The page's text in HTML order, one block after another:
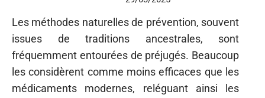
Les méthodes naturelles de prévention, souvent
issues de traditions ancestrales, sont
fréquemment entourées de préjugés. Beaucoup
les considèrent comme moins efficaces que les
médicaments modernes, reléguant ainsi les